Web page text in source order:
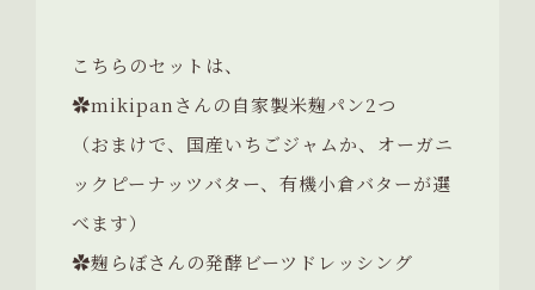
こちらのセットは、
✿mikipanさんの自家製米麹パン2つ
（おまけで、国産いちごジャムか、オーガニ
ックピーナッツバター、有機小倉バターが選
べます）
✿麹らぼさんの発酵ビーツドレッシング